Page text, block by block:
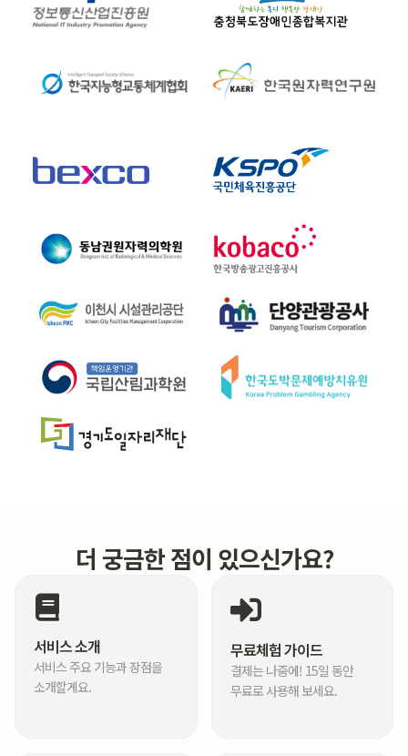
더 궁금한 점이 있으신가요?
서비스 소개
서비스 주요 기능과 장점을
소개할게요.
무료체험 가이드
결제는 나중에! 15일 동안
무료로 사용해 보세요.